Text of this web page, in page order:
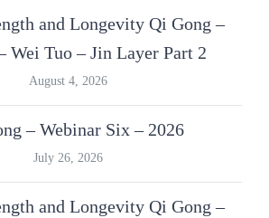
and Longevity Qi Gong –
Wei Tuo – Jin Layer Part 2
August 4, 2026
– Webinar Six – 2026
July 26, 2026
and Longevity Qi Gong –